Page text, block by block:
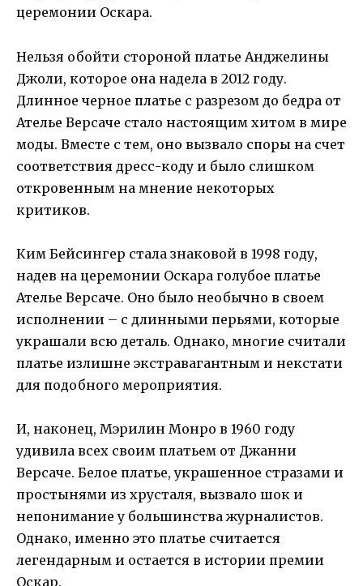
церемонии Оскара.
Нельзя обойти стороной платье Анджелины
Джоли, которое она надела в 2012 году.
Длинное черное платье с разрезом до бедра от
Ателье Версаче стало настоящим хитом в мире
моды. Вместе с тем, оно вызвало споры на счет
соответствия дресс-коду и было слишком
откровенным на мнение некоторых
критиков.
Ким Бейсингер стала знаковой в 1998 году,
надев на церемонии Оскара голубое платье
Ателье Версаче. Оно было необычно в своем
исполнении – с длинными перьями, которые
украшали всю деталь. Однако, многие считали
платье излишне экстравагантным и некстати
для подобного мероприятия.
И, наконец, Мэрилин Монро в 1960 году
удивила всех своим платьем от Джанни
Версаче. Белое платье, украшенное стразами и
простынями из хрусталя, вызвало шок и
непонимание у большинства журналистов.
Однако, именно это платье считается
легендарным и остается в истории премии
Оскар.